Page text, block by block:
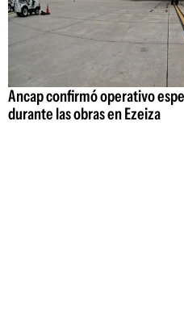
Ancap confirmó operativo
durante las obras en Ezeiza